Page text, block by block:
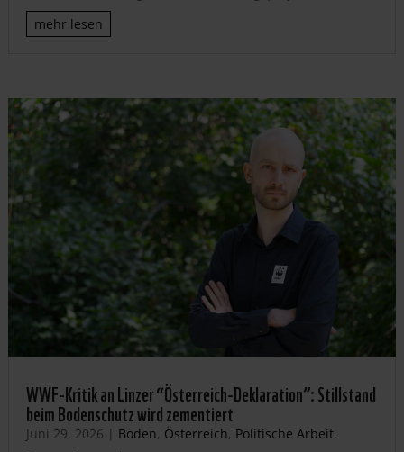
mehr lesen
WWF-Kritik an Linzer “Österreich-Deklaration”: Stillstand
beim Bodenschutz wird zementiert
Juni 29, 2026 | Boden, Österreich, Politische Arbeit,